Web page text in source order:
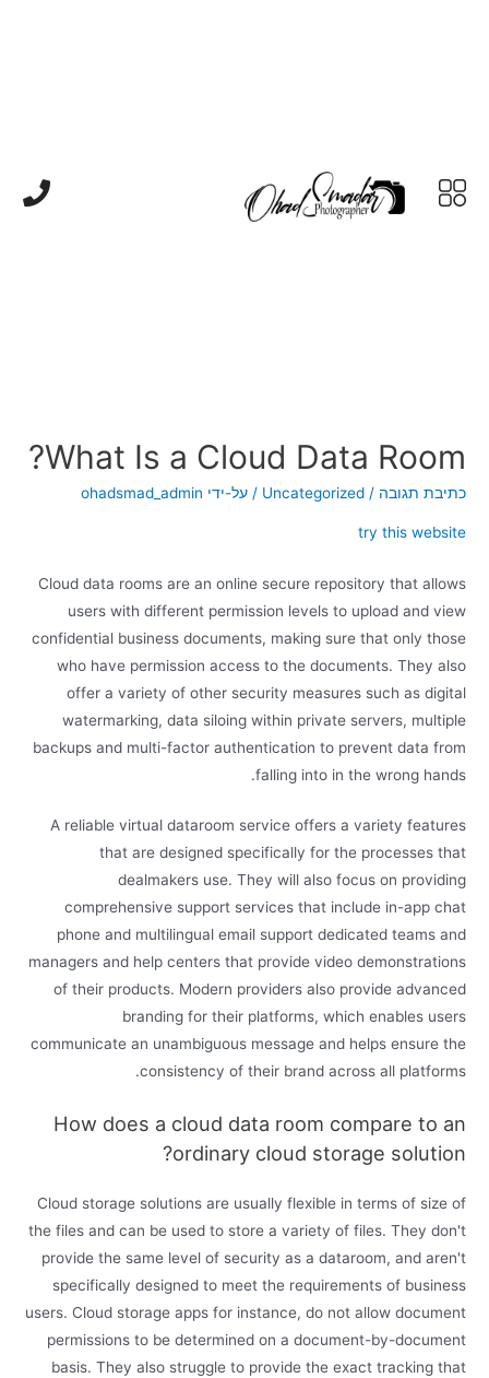
What Is a Cloud Data Room?
כתיבת תגובה /
Uncategorized / על-ידי ohadsmad_admin
try this website
Cloud data rooms are an online secure repository that allows
users with different permission levels to upload and view
confidential business documents, making sure that only those
who have permission access to the documents. They also
offer a variety of other security measures such as digital
watermarking, data siloing within private servers, multiple
backups and multi-factor authentication to prevent data from
falling into in the wrong hands.
A reliable virtual dataroom service offers a variety features
that are designed specifically for the processes that
dealmakers use. They will also focus on providing
comprehensive support services that include in-app chat
phone and multilingual email support dedicated teams and
managers and help centers that provide video demonstrations
of their products. Modern providers also provide advanced
branding for their platforms, which enables users
communicate an unambiguous message and helps ensure the
consistency of their brand across all platforms.
How does a cloud data room compare to an
ordinary cloud storage solution?
Cloud storage solutions are usually flexible in terms of size of
the files and can be used to store a variety of files. They don't
provide the same level of security as a dataroom, and aren't
specifically designed to meet the requirements of business
users. Cloud storage apps for instance, do not allow document
permissions to be determined on a document-by-document
basis. They also struggle to provide the exact tracking that